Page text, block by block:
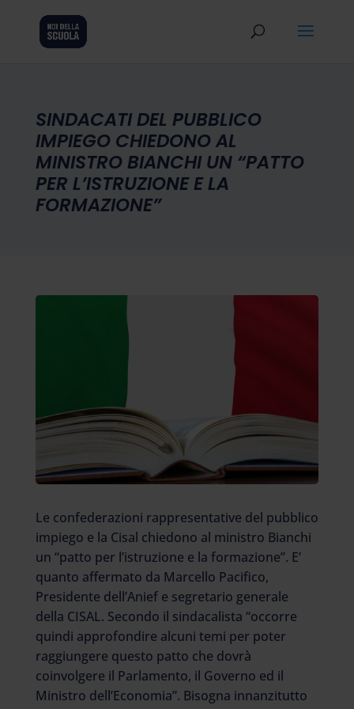
SINDACATI DEL PUBBLICO
IMPIEGO CHIEDONO AL
MINISTRO BIANCHI UN “PATTO
PER L’ISTRUZIONE E LA
FORMAZIONE”
Le confederazioni rappresentative del pubblico
impiego e la Cisal chiedono al ministro Bianchi
un “patto per l’istruzione e la formazione”. E’
quanto affermato da Marcello Pacifico,
Presidente dell’Anief e segretario generale
della CISAL. Secondo il sindacalista “occorre
quindi approfondire alcuni temi per poter
raggiungere questo patto che dovrà
coinvolgere il Parlamento, il Governo ed il
Ministro dell’Economia”. Bisogna innanzitutto